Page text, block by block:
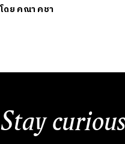
โดย คณา คชา
Stay